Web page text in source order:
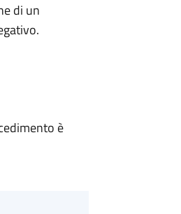
di un
è